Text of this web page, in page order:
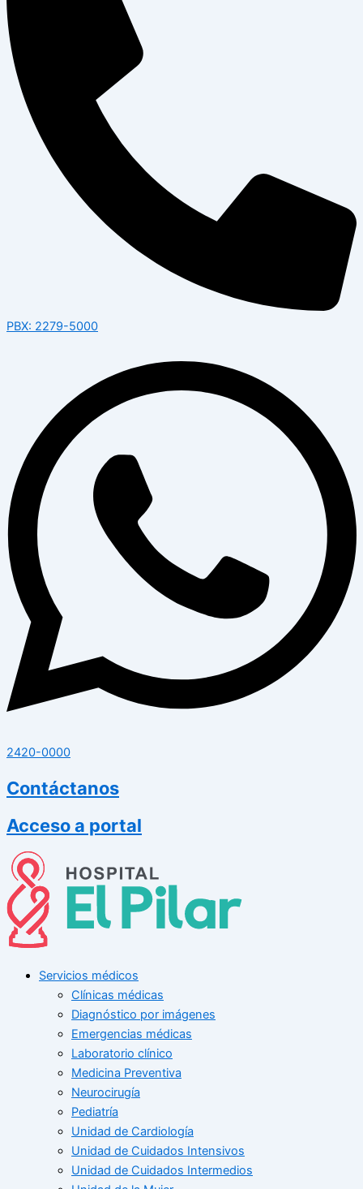
PBX: 2279-5000
2420-0000
Contáctanos
Acceso a portal
Servicios médicos
Clínicas médicas
Diagnóstico por imágenes
Emergencias médicas
Laboratorio clínico
Medicina Preventiva
Neurocirugía
Pediatría
Unidad de Cardiología
Unidad de Cuidados Intensivos
Unidad de Cuidados Intermedios